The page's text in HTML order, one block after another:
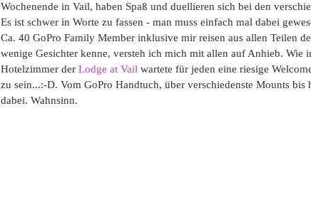
Wochenende in Vail, haben Spaß und duellieren sich bei den
Es ist schwer in Worte zu fassen - man muss einfach mal dabei
Ca. 40 GoPro Family Member inklusive mir reisen aus allen Teilen
wenige Gesichter kenne, versteh ich mich mit allen auf Anhieb. Wie
Hotelzimmer der Lodge at Vail wartete für jeden eine riesige
zu sein...:-D. Vom GoPro Handtuch, über verschiedenste Mounts
dabei. Wahnsinn.